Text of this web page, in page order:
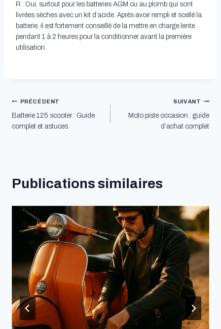
R : Oui, surtout pour les batteries AGM ou au plomb qui sont
livrées sèches avec un kit d’acide. Après avoir rempli et scellé la
batterie, il est fortement conseillé de la mettre en charge lente
pendant 1 à 2 heures pour la conditionner avant la première
utilisation.
Navigation
de
PRÉCÉDENT
Batterie 125 scooter : Guide
complet et astuces
SUIVANT
Moto piste occasion : guide
d’achat complet
Publications similaires